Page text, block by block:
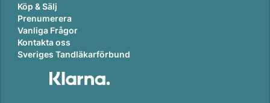
Köp & Sälj
Prenumerera
Vanliga Frågor
Kontakta oss
Sveriges Tandläkarförbund